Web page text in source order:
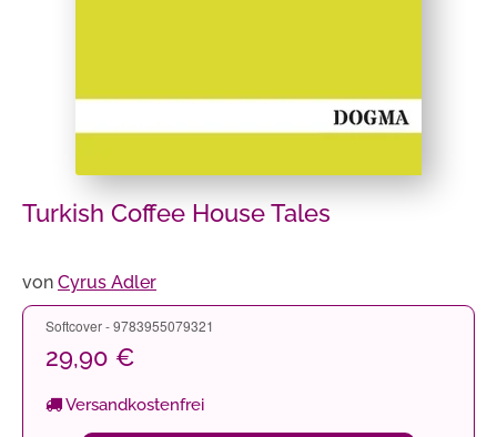
Turkish Coffee House Tales
von Cyrus Adler
Softcover - 9783955079321
29,90 €
Versandkostenfrei